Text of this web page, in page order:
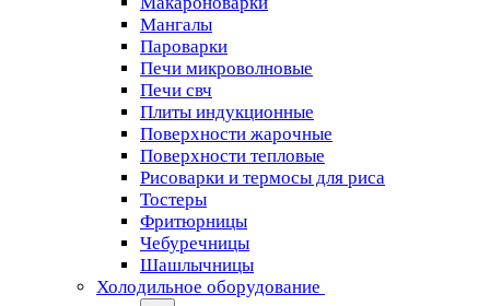
Мангалы
Пароварки
Печи микроволновые
Печи свч
Плиты индукционные
Поверхности жарочные
Поверхности тепловые
Рисоварки и термосы для риса
Тостеры
Фритюрницы
Чебуречницы
Шашлычницы
Холодильное оборудование